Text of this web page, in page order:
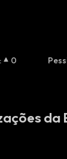
: 0
da